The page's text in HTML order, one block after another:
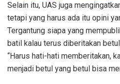
Selain itu, UAS juga
tetapi yang harus ada itu opini
Tergantung siapa yang
batil kalau terus diberitakan
“Harus hati-hati memberitakan,
menjadi betul yang betul bisa